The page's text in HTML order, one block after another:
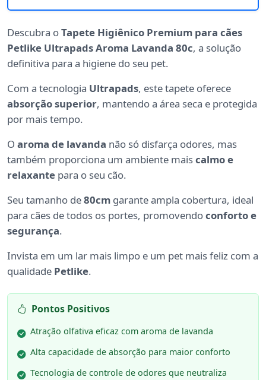
Descubra oTapete Higiênico Premium para cães
Petlike Ultrapads Aroma Lavanda 80c, a solução
definitiva para a higiene do seu pet.
Com a tecnologia Ultrapads, este tapete oferece
absorção superior, mantendo a área seca e protegida
por mais tempo.
O aroma de lavanda não só disfarça odores, mas
também proporciona um ambiente maiscalmo e
relaxante para o seu cão.
Seu tamanho de80cm garante ampla cobertura, ideal
para cães de todos os portes, promovendoconforto e
segurança.
Invista em um lar mais limpo e um pet mais feliz com a
qualidade Petlike.
Pontos Positivos
Atração olfativa eficaz com aroma de lavanda
Alta capacidade de absorção para maior conforto
Tecnologia de controle de odores que neutraliza